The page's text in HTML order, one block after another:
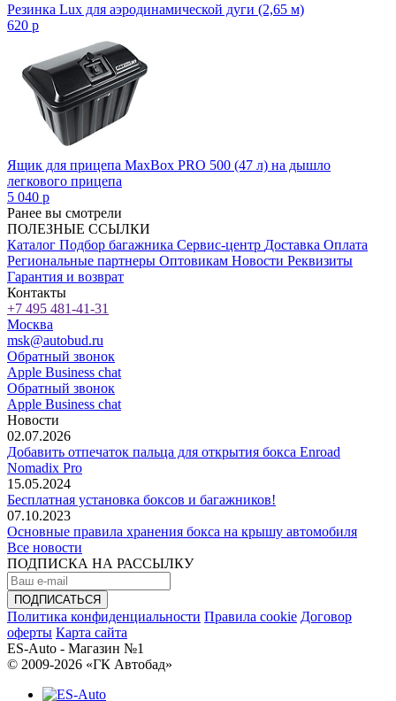
Резинка Lux для аэродинамической дуги (2,65 м)
620 p
Ящик для прицепа MaxBox PRO 500 (47 л) на дышло
легкового прицепа
5 040 p
Ранее вы смотрели
ПОЛЕЗНЫЕ ССЫЛКИ
Каталог Подбор багажника Сервис-центр Доставка Оплата
Региональные партнеры Оптовикам Новости Реквизиты
Гарантия и возврат
Контакты
+7 495 481-41-31
Москва
msk@autobud.ru
Обратный звонок
Apple Business chat
Обратный звонок
Apple Business chat
Новости
02.07.2026
Добавить отпечаток пальца для открытия бокса Enroad
Nomadix Pro
15.05.2024
Бесплатная установка боксов и багажников!
07.10.2023
Основные правила хранения бокса на крышу автомобиля
Все новости
ПОДПИСКА НА РАССЫЛКУ
Политика конфиденциальности Правила cookie Договор
оферты Карта сайта
ES-Auto - Магазин №1
© 2009-2026 «ГК Автобад»